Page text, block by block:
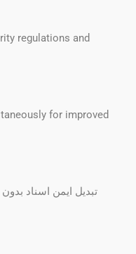
regulations and
for improved
تبدیل ایمن اسناد